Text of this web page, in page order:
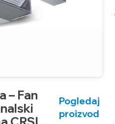
– Fan
Pogledaj
proizvod